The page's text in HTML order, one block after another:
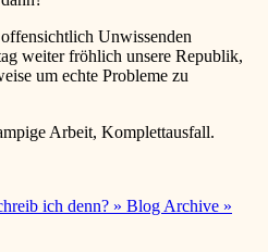
Unwissenden
weiter fröhlich unsere Republik,
um echte Probleme zu
Arbeit, Komplettausfall.
ich denn? » Blog Archive »